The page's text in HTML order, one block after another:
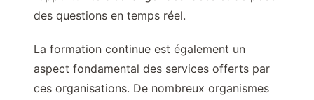
des questions en temps réel.
La formation continue est également un
aspect fondamental des services offerts par
ces organisations. De nombreux organismes